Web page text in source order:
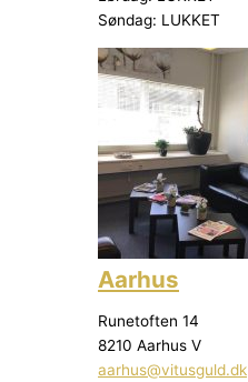
Søndag: LUKKET
Aarhus
Runetoften 14
8210 Aarhus V
aarhus@vitusguld.dk